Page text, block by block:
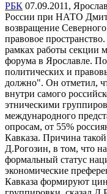
РБК 07.09.2011,
России при НАТО
возвращение
правовое
рамках работы секции
форума в Ярославле.
политических и
должно". Он отметил,
внутри самого
этническими
международного
опросам, от 55%
Кавказа. Причина
Д.Рогозин, в том, что
формальный статус
экономические
Кавказа формируют